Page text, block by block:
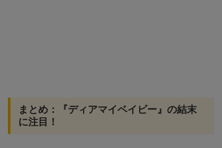
まとめ：『ディアマイベイビー』の結末
に注目！